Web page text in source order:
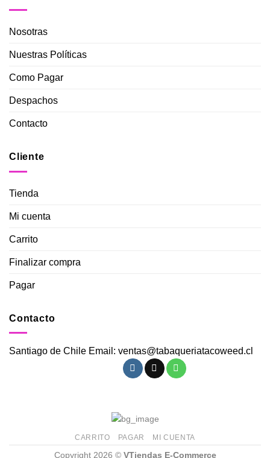
Nosotras
Nuestras Políticas
Como Pagar
Despachos
Contacto
Cliente
Tienda
Mi cuenta
Carrito
Finalizar compra
Pagar
Contacto
Santiago de Chile Email: ventas@tabaqueriatacoweed.cl
CARRITO PAGAR MI CUENTA
Copyright 2026 © VTiendas E-Commerce